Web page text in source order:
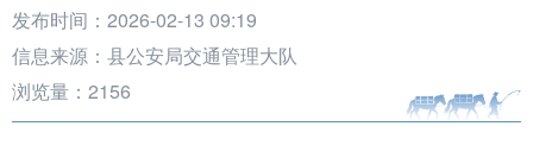
发布时间：2026-02-13 09:19
信息来源：县公安局交通管理大队
浏览量： 2156